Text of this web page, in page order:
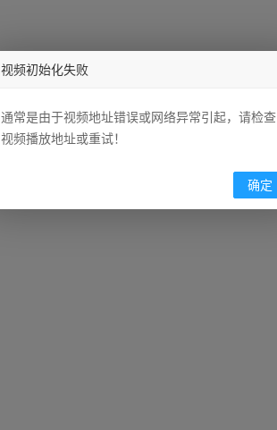
视频初始化失败
通常是由于视频地址错误或网络异常引起，请检查
视频播放地址或重试！
确定